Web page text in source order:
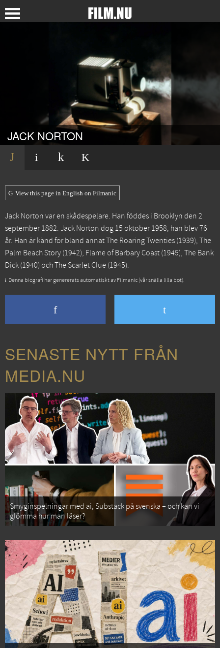
JACK NORTON
View this page in English on Filmanic
Jack Norton var en skådespelare. Han föddes i Brooklyn den 2
september 1882. Jack Norton dog 15 oktober 1958, han blev 76
år. Han är känd för bland annatThe Roaring Twenties (1939), The
Palm Beach Story (1942), Flame of Barbary Coast (1945), The Bank
Dick (1940) ochThe Scarlet Clue (1945).
Denna biografi har genererats automatiskt av Filmanic (vår snälla lilla bot).
SENASTE NYTT FRÅN
MEDIA.NU
Smyginspelningar med ai, Substack på svenska – och kan vi
glömma hur man läser?